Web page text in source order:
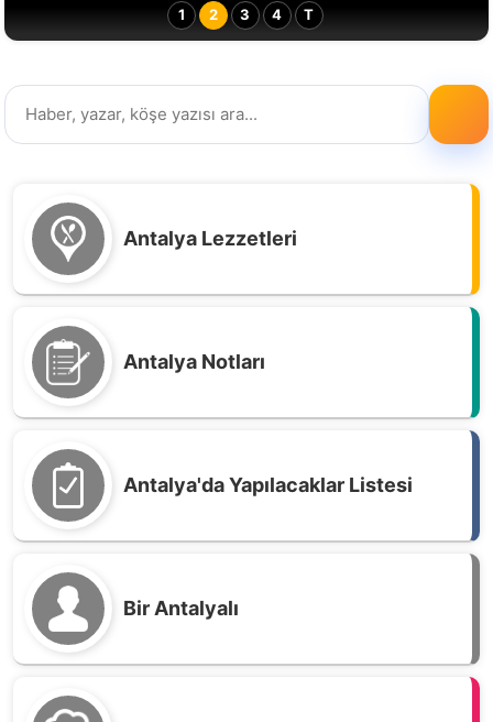
1
2 3 4 T
Antalya Lezzetleri
Antalya Notları
Antalya'da Yapılacaklar Listesi
Bir Antalyalı